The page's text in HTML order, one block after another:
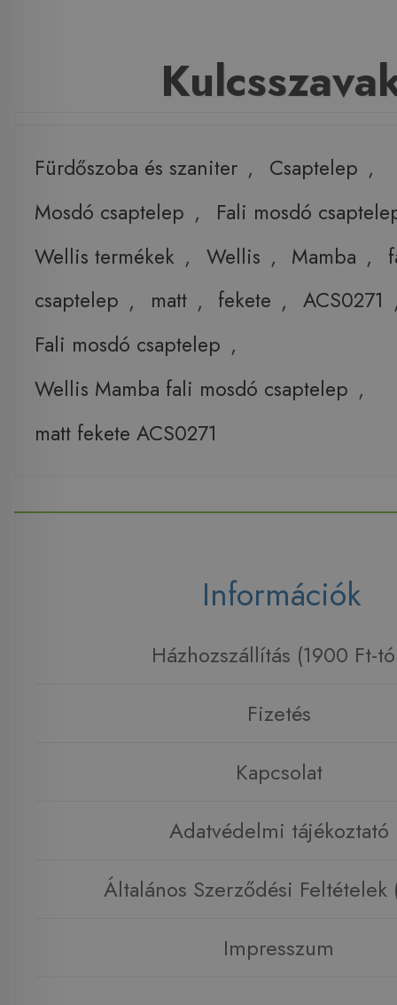
Fürdőszoba és szaniter , Csaptelep ,
Mosdó csaptelep ,
Fali mosdó
Wellis termékek , Wellis , Mamba ,
csaptelep , matt , fekete , ACS0271
Fali mosdó csaptelep ,
Wellis Mamba fali mosdó csaptelep ,
matt fekete ACS0271
Információk
Házhozszállítás (1900 Ft-
Fizetés
Kapcsolat
Adatvédelmi tájékoztató
Általános Szerződési Feltételek
Impresszum